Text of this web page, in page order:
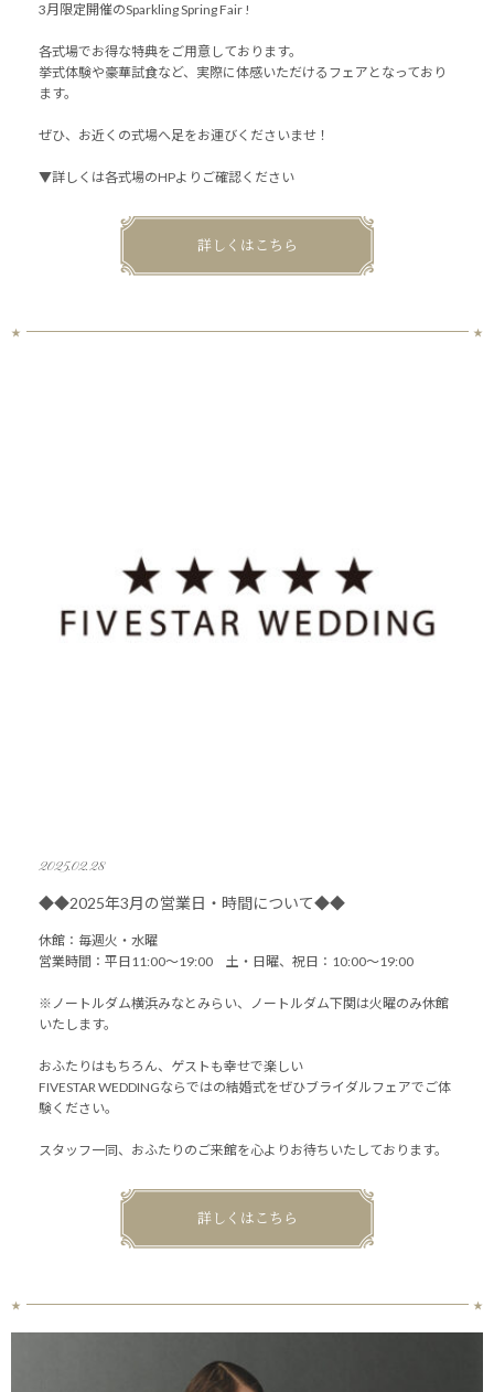
3月限定開催のSparkling Spring Fair !
各式場でお得な特典をご用意しております。
挙式体験や豪華試食など、実際に体感いただけるフェアとなっており
ます。
ぜひ、お近くの式場へ足をお運びくださいませ！
▼詳しくは各式場のHPよりご確認ください
詳しくはこちら
2025.02.28
◆◆2025年3月の営業日・時間について◆◆
休館：毎週火・水曜
営業時間：平日11:00～19:00 土・日曜、祝日：10:00～19:00
※ノートルダム横浜みなとみらい、ノートルダム下関は火曜のみ休館
いたします。
おふたりはもちろん、ゲストも幸せで楽しい
FIVESTAR WEDDINGならではの結婚式をぜひブライダルフェアでご体
験ください。
スタッフ一同、おふたりのご来館を心よりお待ちいたしております。
詳しくはこちら